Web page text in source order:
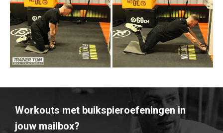
Workouts met buikspieroefeningen in
jouw mailbox?